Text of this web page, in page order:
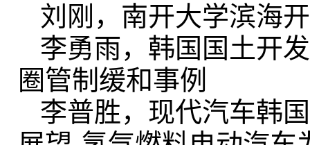
刘刚，南开大学滨海
李勇雨，韩国国土开
圈管制缓和事例
李普胜，现代汽车韩